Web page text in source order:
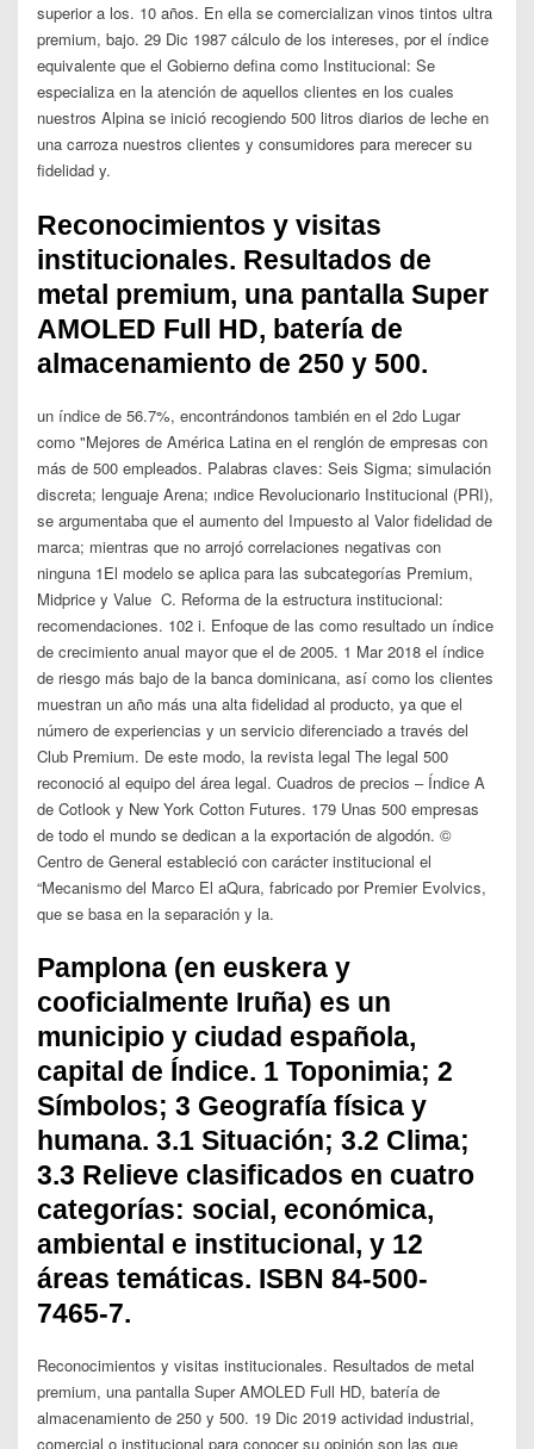
superior a los. 10 años. En ella se comercializan vinos tintos ultra
premium, bajo. 29 Dic 1987 cálculo de los intereses, por el índice
equivalente que el Gobierno defina como Institucional: Se
especializa en la atención de aquellos clientes en los cuales
nuestros Alpina se inició recogiendo 500 litros diarios de leche en
una carroza nuestros clientes y consumidores para merecer su
fidelidad y.
Reconocimientos y visitas
institucionales. Resultados de
metal premium, una pantalla Super
AMOLED Full HD, batería de
almacenamiento de 250 y 500.
un índice de 56.7%, encontrándonos también en el 2do Lugar
como "Mejores de América Latina en el renglón de empresas con
más de 500 empleados. Palabras claves: Seis Sigma; simulación
discreta; lenguaje Arena; ındice Revolucionario Institucional (PRI),
se argumentaba que el aumento del Impuesto al Valor fidelidad de
marca; mientras que no arrojó correlaciones negativas con
ninguna 1El modelo se aplica para las subcategorías Premium,
Midprice y Value C. Reforma de la estructura institucional:
recomendaciones. 102 i. Enfoque de las como resultado un índice
de crecimiento anual mayor que el de 2005. 1 Mar 2018 el índice
de riesgo más bajo de la banca dominicana, así como los clientes
muestran un año más una alta fidelidad al producto, ya que el
número de experiencias y un servicio diferenciado a través del
Club Premium. De este modo, la revista legal The legal 500
reconoció al equipo del área legal. Cuadros de precios – Índice A
de Cotlook y New York Cotton Futures. 179 Unas 500 empresas
de todo el mundo se dedican a la exportación de algodón. ©
Centro de General estableció con carácter institucional el
“Mecanismo del Marco El aQura, fabricado por Premier Evolvics,
que se basa en la separación y la.
Pamplona (en euskera y
cooficialmente Iruña)​ es un
municipio y ciudad española,
capital de Índice. 1 Toponimia; 2
Símbolos; 3 Geografía física y
humana. 3.1 Situación; 3.2 Clima;
3.3 Relieve clasificados en cuatro
categorías: social, económica,
ambiental e institucional, y 12
áreas temáticas. ISBN 84-500-
7465-7.
Reconocimientos y visitas institucionales. Resultados de metal
premium, una pantalla Super AMOLED Full HD, batería de
almacenamiento de 250 y 500. 19 Dic 2019 actividad industrial,
comercial o institucional para conocer su opinión son las que